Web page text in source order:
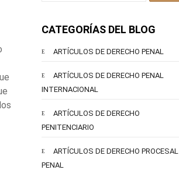
CATEGORÍAS DEL BLOG
ARTÍCULOS DE DERECHO PENAL
ARTÍCULOS DE DERECHO PENAL
INTERNACIONAL
ARTÍCULOS DE DERECHO
PENITENCIARIO
ARTÍCULOS DE DERECHO PROCESAL
PENAL